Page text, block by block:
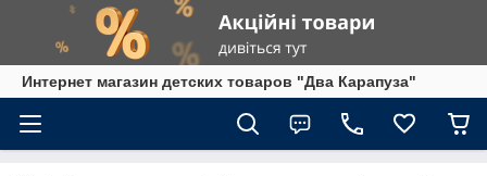
Интернет магазин детских товаров "Два Карапуза"